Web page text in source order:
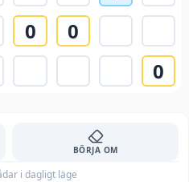
0
0
0
BÖRJA OM
i dagligt läge